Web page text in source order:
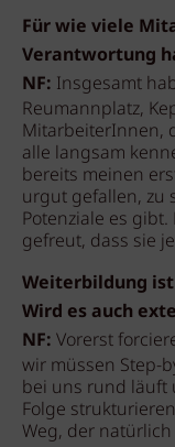
Für wie viele
Verantwortung
NF: Insgesamt
Reumannplatz,
MitarbeiterInnen,
alle langsam
bereits meinen
urgut gefallen, zu
Potenziale es
gefreut, dass sie
Weiterbildung
Wird es auch
NF: Vorerst
wir müssen Step-
bei uns rund läuft
Folge
Weg, der